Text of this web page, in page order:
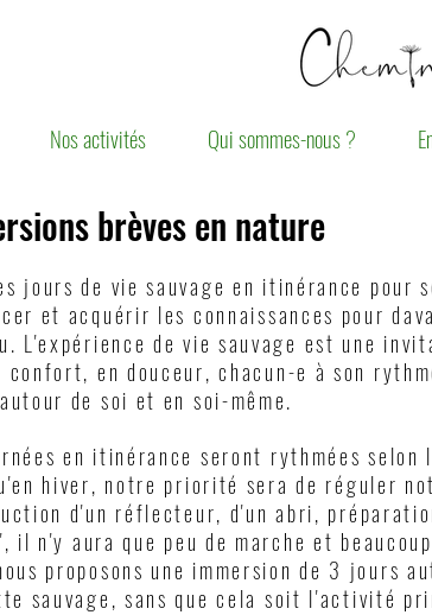
Nos activités Qui sommes-nous ?
brèves en nature
jours de vie sauvage en itinérance pour
et acquérir les connaissances pour
L'expérience de vie sauvage est une
confort, en douceur, chacun-e à son
de soi et en soi-même.
en itinérance seront rythmées
hiver, notre priorité sera de réguler
d'un réflecteur, d'un abri,
il n'y aura que peu de marche et
proposons une immersion de 3 jours
sauvage, sans que cela soit l'activité